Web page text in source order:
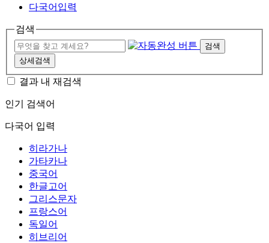
다국어입력
검색
검색
상세검색
결과 내 재검색
인기 검색어
다국어 입력
히라가나
가타카나
중국어
한글고어
그리스문자
프랑스어
독일어
히브리어